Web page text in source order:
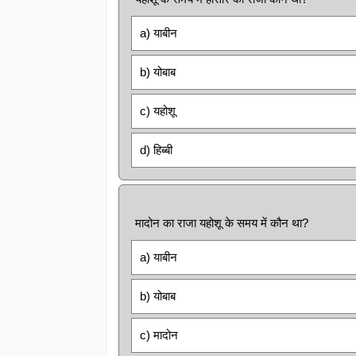
a) याबीन
b) योबाब
c) यहोशू
d) हिब्बी
मादोन का राजा यहोशू के समय में कौन था?
a) याबीन
b) योबाब
c) मादोन